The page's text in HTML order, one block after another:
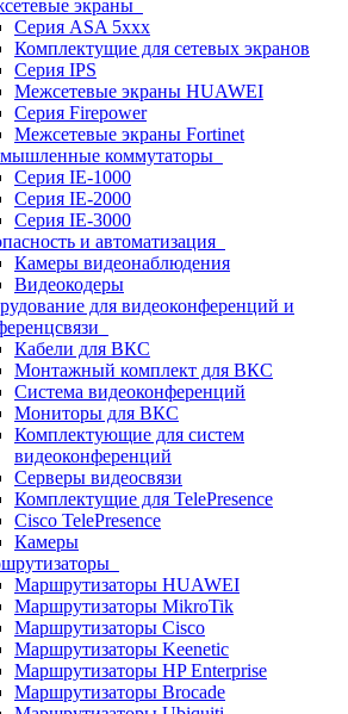
экраны
Серия ASA 5xxx
Комплектущие для сетевых экранов
Серия IPS
Межсетевые экраны HUAWEI
Серия Firepower
Межсетевые экраны Fortinet
коммутаторы
Серия IE-1000
Серия IE-2000
Серия IE-3000
и автоматизация
Камеры видеонаблюдения
Видеокодеры
для видеоконференций и
Кабели для ВКС
Монтажный комплект для ВКС
Система видеоконференций
Мониторы для ВКС
Комплектующие для систем
видеоконференций
Серверы видеосвязи
Комплектущие для TelePresence
Cisco TelePresence
Камеры
Маршрутизаторы HUAWEI
Маршрутизаторы MikroTik
Маршрутизаторы Cisco
Маршрутизаторы Keenetic
Маршрутизаторы HP Enterprise
Маршрутизаторы Brocade